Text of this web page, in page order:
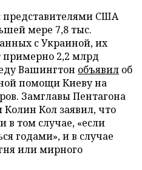
представителями США
мере 7,8 тыс.
с Украиной, их
примерно 2,2 млрд
Вашингтон объявил об
помощи Киеву на
Замглавы Пентагона
Кол заявил, что
в том случае, «если
годами», и в случае
или мирного